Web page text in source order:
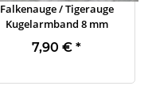
Falkenauge / Tigerauge
Kugelarmband 8 mm
7,90 € *